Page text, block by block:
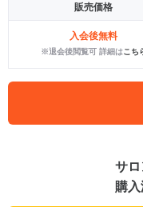
販売価格
入会後無料
※退会後閲覧可 詳細はこち
サロ
購